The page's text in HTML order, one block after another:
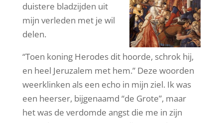
duistere bladzijden uit
mijn verleden met je wil
delen.
“Toen koning Herodes dit hoorde, schrok hij,
en heel Jeruzalem met hem.” Deze woorden
weerklinken als een echo in mijn ziel. Ik was
een heerser, bijgenaamd “de Grote”, maar
het was de verdomde angst die me in zijn